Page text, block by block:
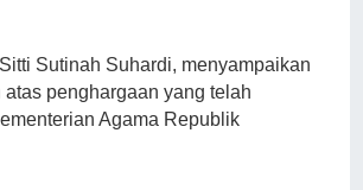
Sutinah Suhardi, menyampaikan
atas penghargaan yang telah
Agama Republik